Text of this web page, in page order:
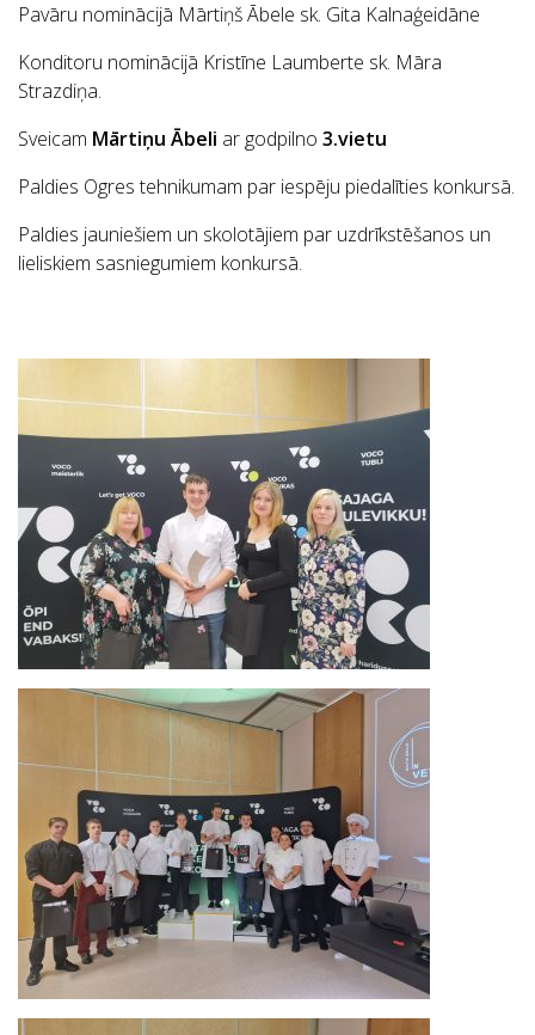
Pavāru nominācijā Mārtiņš Ābele sk. Gita Kalnaģeidāne
Konditoru nominācijā Kristīne Laumberte sk. Māra
Strazdiņa.
Sveicam Mārtiņu Ābeli ar godpilno 3.vietu
Paldies Ogres tehnikumam par iespēju piedalīties konkursā.
Paldies jauniešiem un skolotājiem par uzdrīkstēšanos un
lieliskiem sasniegumiem konkursā.